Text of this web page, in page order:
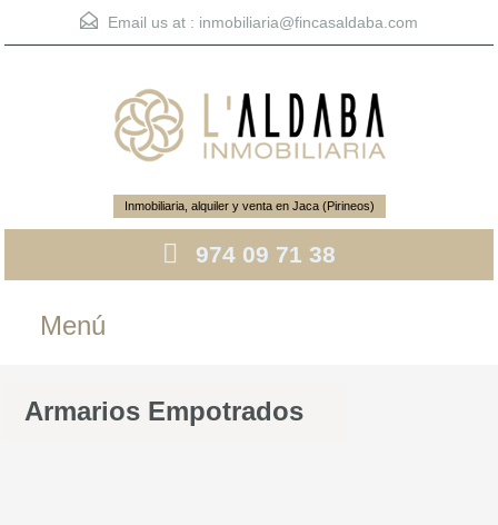
Email us at : inmobiliaria@fincasaldaba.com
Inmobiliaria, alquiler y venta en Jaca (Pirineos)
974 09 71 38
Menú
Armarios Empotrados